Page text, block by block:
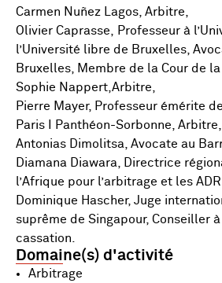
Carmen Nuñez Lagos, Arbitre,
Olivier Caprasse, Professeur à
l’Université libre de Bruxelles,
Bruxelles, Membre de la Cour de la
Sophie Nappert,Arbitre,
Pierre Mayer, Professeur émérite
Paris I Panthéon-Sorbonne, Arbitre,
Antonias Dimolitsa, Avocate au
Diamana Diawara, Directrice
l’Afrique pour l’arbitrage et les ADR
Dominique Hascher, Juge
suprême de Singapour, Conseiller
cassation.
Domaine(s) d'activité
Arbitrage